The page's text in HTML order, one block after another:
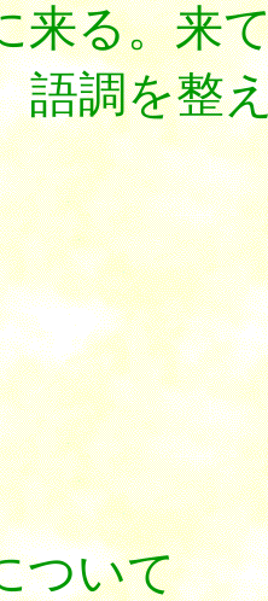
来る。来
語調を整
いて